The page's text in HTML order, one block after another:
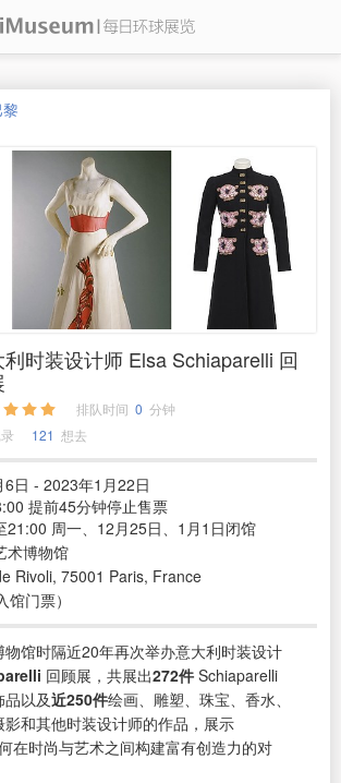
时装设计师 Elsa Schiaparelli 回
排队时间 0 分钟
121 想去
日 - 2023年1月22日
提前45分钟停止售票
21:00 周一、12月25日、1月1日闭馆
术博物馆
Rivoli, 75001 Paris, France
门票）
物馆时隔近20年再次举办意大利时装设计
回顾展，共展出272件 Schiaparelli
以及近250件绘画、雕塑、珠宝、香水、
和其他时装设计师的作品，展示
在时尚与艺术之间构建富有创造力的对